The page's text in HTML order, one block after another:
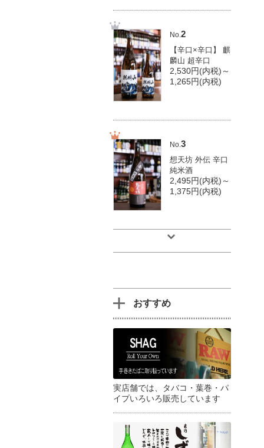
No.2
【辛口×辛口】 麒
麟山 超辛口
2,530円(内税)～
1,265円(内税)
No. 3
想天坊 外伝 辛口
純米酒
2,495円(内税)～
1,375円(内税)
おすすめ
実店舗では、タバコ・葉巻・パ
イプいろいろ販売しています